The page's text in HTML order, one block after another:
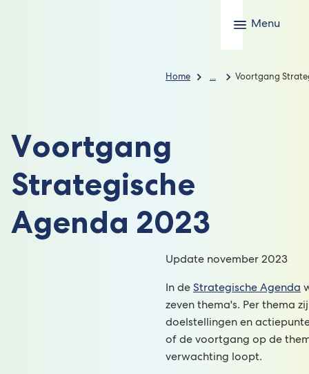
Menu
Home ... Voortgang
Voortgang
Strategische
Agenda 2023
Update november 2023
In de Strategische Agenda
zeven thema's. Per thema
doelstellingen en
of de voortgang op de
verwachting loopt.